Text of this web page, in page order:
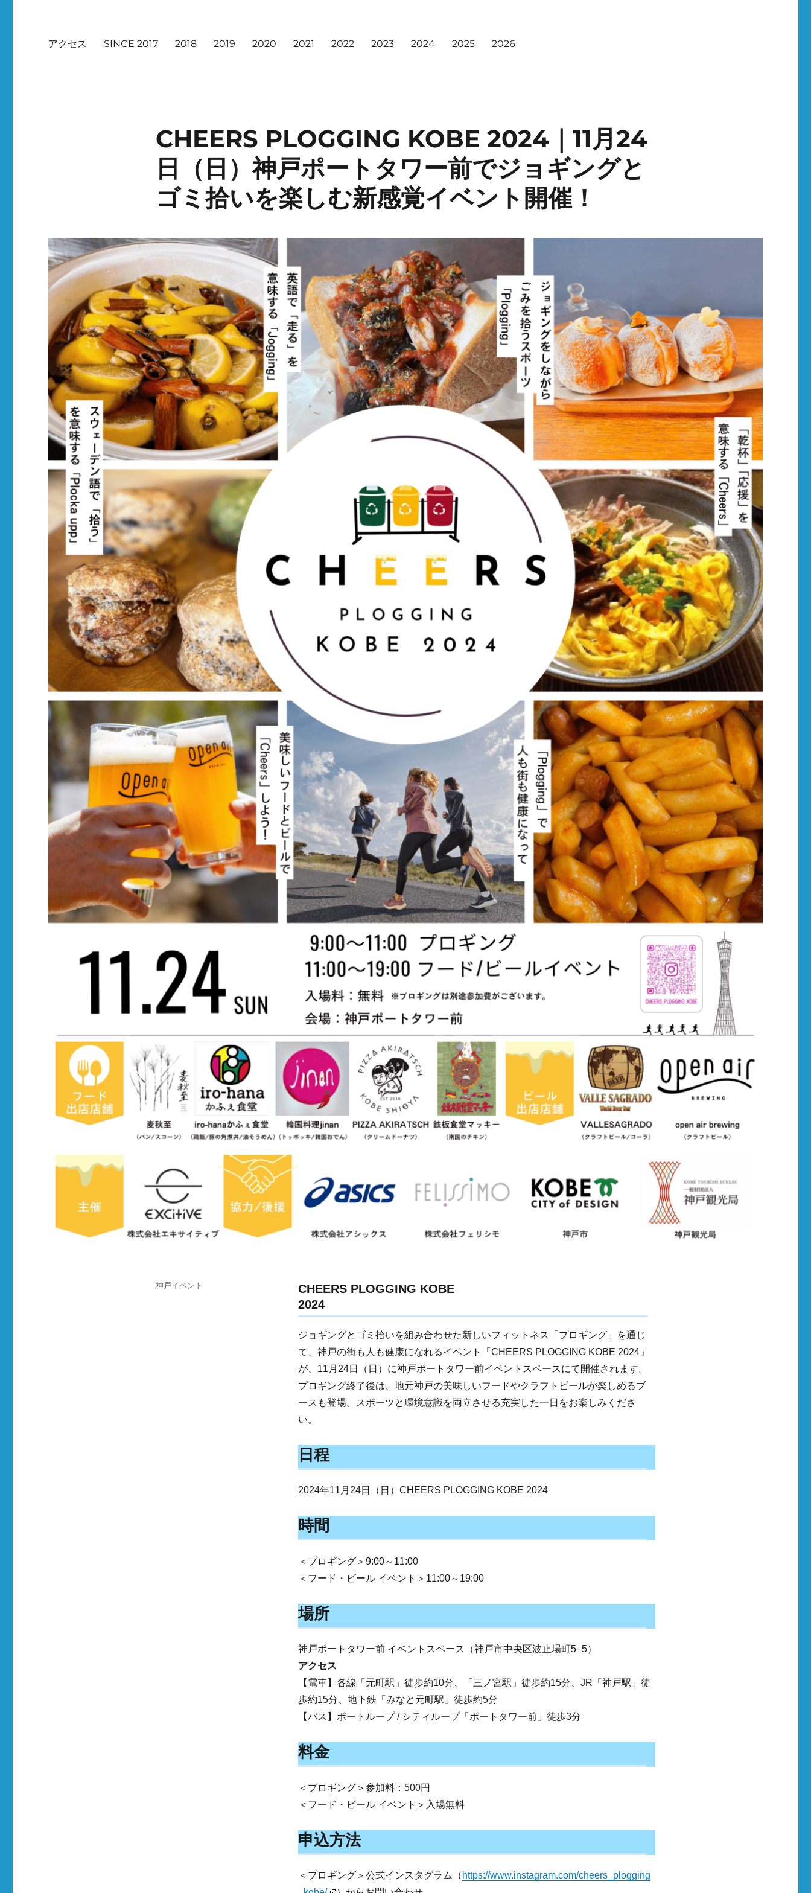
アクセス SINCE 2017 2018 2019 2020 2021 2022 2023 2024 2025 2026
CHEERS PLOGGING KOBE 2024｜11月24
日（日）神戸ポートタワー前でジョギングと
ゴミ拾いを楽しむ新感覚イベント開催！
CHEERS PLOGGING KOBE
2024
ジョギングとゴミ拾いを組み合わせた新しいフィットネス「プロギング」を通じ
て、神戸の街も人も健康になれるイベント「CHEERS PLOGGING KOBE 2024」
が、11月24日（日）に神戸ポートタワー前イベントスペースにて開催されます。
プロギング終了後は、地元神戸の美味しいフードやクラフトビールが楽しめるブ
ースも登場。スポーツと環境意識を両立させる充実した一日をお楽しみくださ
い。
日程
2024年11月24日（日）CHEERS PLOGGING KOBE 2024
時間
＜プロギング＞9:00～11:00
＜フード・ビール イベント＞11:00～19:00
場所
神戸ポートタワー前 イベントスペース（神戸市中央区波止場町5−5）
アクセス
【電車】各線「元町駅」徒歩約10分、「三ノ宮駅」徒歩約15分、JR「神戸駅」徒
歩約15分、地下鉄「みなと元町駅」徒歩約5分
【バス】ポートループ / シティループ「ポートタワー前」徒歩3分
料金
＜プロギング＞参加料：500円
＜フード・ビール イベント＞入場無料
申込方法
＜プロギング＞公式インスタグラム（ https://www.instagram.com/cheers_plogging
投
カ
神戸イベント